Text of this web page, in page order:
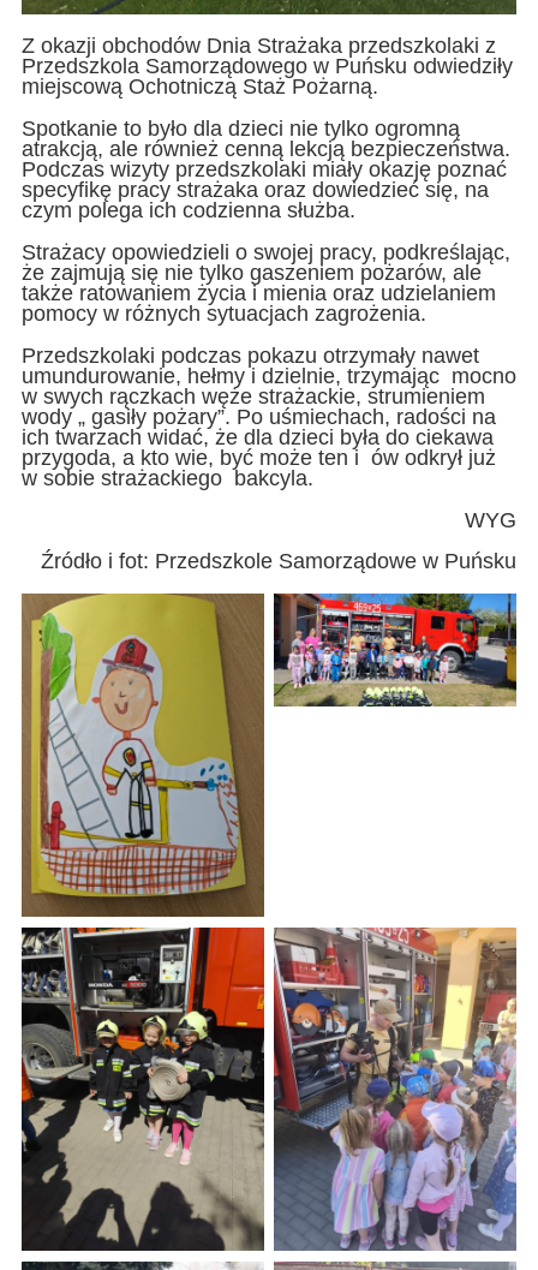
Z okazji obchodów Dnia Strażaka przedszkolaki z
Przedszkola Samorządowego w Puńsku odwiedziły
miejscową Ochotniczą Staż Pożarną.
Spotkanie to było dla dzieci nie tylko ogromną
atrakcją, ale również cenną lekcją bezpieczeństwa.
Podczas wizyty przedszkolaki miały okazję poznać
specyfikę pracy strażaka oraz dowiedzieć się, na
czym polega ich codzienna służba.
Strażacy opowiedzieli o swojej pracy, podkreślając,
że zajmują się nie tylko gaszeniem pożarów, ale
także ratowaniem życia i mienia oraz udzielaniem
pomocy w różnych sytuacjach zagrożenia.
Przedszkolaki podczas pokazu otrzymały nawet
umundurowanie, hełmy i dzielnie, trzymając mocno
w swych rączkach węże strażackie, strumieniem
wody „ gasiły pożary”. Po uśmiechach, radości na
ich twarzach widać, że dla dzieci była do ciekawa
przygoda, a kto wie, być może ten i ów odkrył już
w sobie strażackiego bakcyla.
WYG
Źródło i fot: Przedszkole Samorządowe w Puńsku